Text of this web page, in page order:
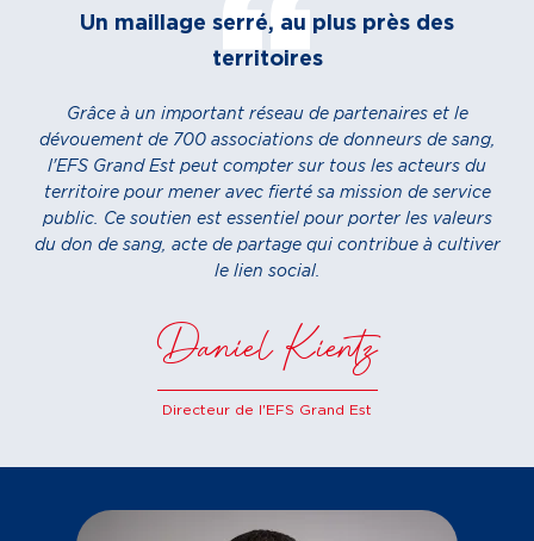
Un maillage serré, au plus près des
territoires
Grâce à un important réseau de partenaires et le
dévouement de 700 associations de donneurs de sang,
l'EFS Grand Est peut compter sur tous les acteurs du
territoire pour mener avec fierté sa mission de service
public. Ce soutien est essentiel pour porter les valeurs
du don de sang, acte de partage qui contribue à cultiver
le lien social.
Daniel Kientz
Directeur de l'EFS Grand Est